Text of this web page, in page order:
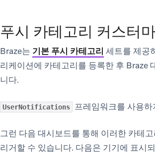
푸시 카테고리 커스터
Braze는 기본 푸시 카테고리 세트를 제공
리케이션에 카테고리를 등록한 후 Braze
니다.
UserNotifications 프레임워크를 사용하
그런 다음 대시보드를 통해 이러한 카테
리거할 수 있습니다. 다음은 기기에 표시